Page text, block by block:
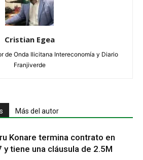
Cristian Egea
de Onda Ilicitana Intereconomía y Diario
Franjiverde
Más del autor
Konare termina contrato en
y tiene una cláusula de 2.5M